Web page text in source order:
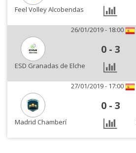
Feel Volley Alcobendas
26/01/2019 - 18:00
0 - 3
ESD Granadas de Elche
27/01/2019 - 17:00
0 - 3
Madrid Chamberí